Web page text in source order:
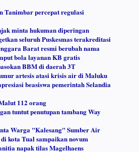
Tanimbar percepat regulasi
minta hukuman diperingan
seluruh Puskesmas terakreditasi
Barat resmi berubah nama
bola layanan KB gratis
BBM di daerah 3T
artesis atasi krisis air di Maluku
beasiswa pemerintah Selandia
112 orang
tuntut penutupan tambang Way
Warga "Kalesang" Sumber Air
kota Tual sampaikan novum
napak tilas Magelhaens